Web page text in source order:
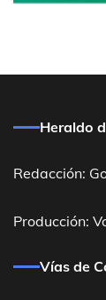
Heraldo
Redacción:
Producción:
Vías de